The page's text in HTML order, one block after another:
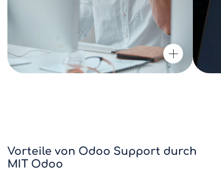
Vorteile von Odoo Support durch
MIT Odoo